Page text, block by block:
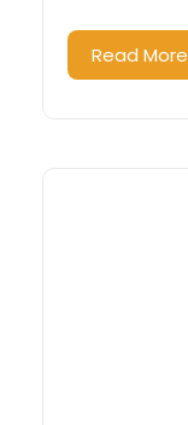
Read More